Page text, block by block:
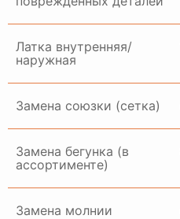
Латка внутренняя/
наружная
Замена союзки (сетка)
Замена бегунка (в
ассортименте)
Замена молнии